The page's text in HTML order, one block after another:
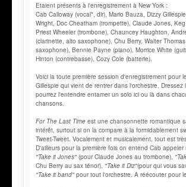
Etaient présents à l'enregistrement à New York :
Cab Calloway (vocal*, dir), Mario Bauza, Dizzy
Wright, Doc Cheatham (trompette), Claude Jones,
Priest Wheeler (trombone), Chauncey Haughton,
(clarinette, alto saxophone), Chu Berry, Walter
saxophone), Bennie Payne (piano), Morrice White
Hinton (contrebasse), Cozy Cole (batterie).
Voici la toute première session d'enregistrement pour
Gillespie qui vient de rentrer dans l'orchestre. Dressez
pourrez l'entendre entamer un solo ici ou là dans
chansons.
For The Last Time est une chansonnette romantique
intérêt, surtout si on la compare à la formidablement
Tweet-Tweet. Vocalement et musicalement, tout est
D'ailleurs pour la première fois on entend Cab appeler
"Take it Jones" (pour Claude Jones au trombone),
Chu Berry au sax ténor), "Take it Diz"(pour qui vous
"Take it band" pour tout l'orchestre. A réécouter pour